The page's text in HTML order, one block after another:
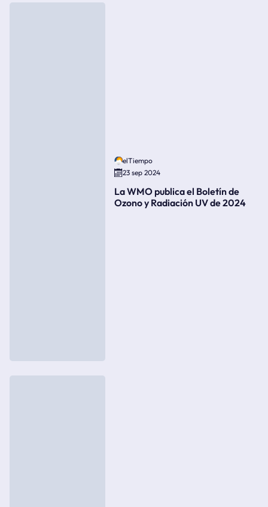
elTiempo
23 sep 2024
La WMO publica el Boletín de
Ozono y Radiación UV de 2024